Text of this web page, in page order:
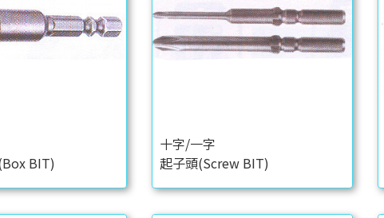
BIT)
十字/一字
起子頭(Screw BIT)